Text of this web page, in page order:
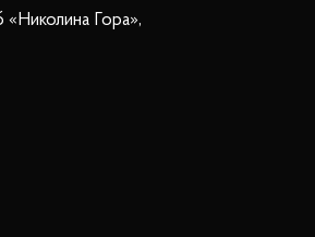
Гора»,
Для активного отдыха
«Коттон Вэй» — это